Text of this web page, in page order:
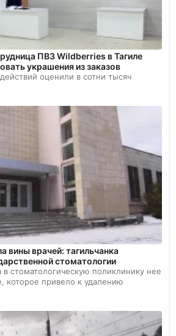
ПВЗ Wildberries в Тагиле
украшения из заказов
оценили в сотни тысяч
вины врачей: тагильчанка
стоматологии
в стоматологическую поликлинику нее
которое привело к удалению